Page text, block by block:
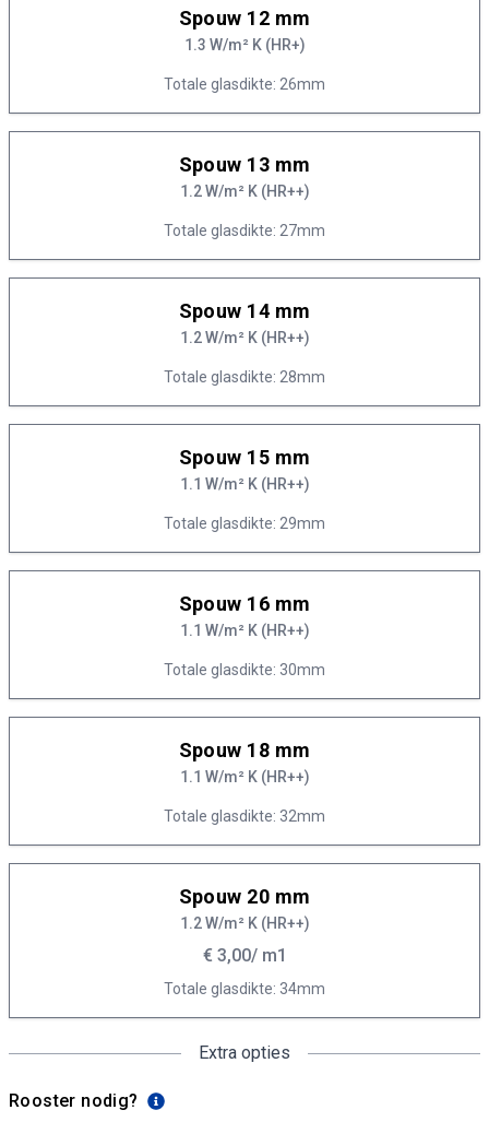
Spouw 12 mm
1.3 W/m² K (HR+)
Totale glasdikte: 26mm
Spouw 13 mm
1.2 W/m² K (HR++)
Totale glasdikte: 27mm
Spouw 14 mm
1.2 W/m² K (HR++)
Totale glasdikte: 28mm
Spouw 15 mm
1.1 W/m² K (HR++)
Totale glasdikte: 29mm
Spouw 16 mm
1.1 W/m² K (HR++)
Totale glasdikte: 30mm
Spouw 18 mm
1.1 W/m² K (HR++)
Totale glasdikte: 32mm
Spouw 20 mm
1.2 W/m² K (HR++)
€ 3,00/ m1
Totale glasdikte: 34mm
Extra opties
Rooster nodig?